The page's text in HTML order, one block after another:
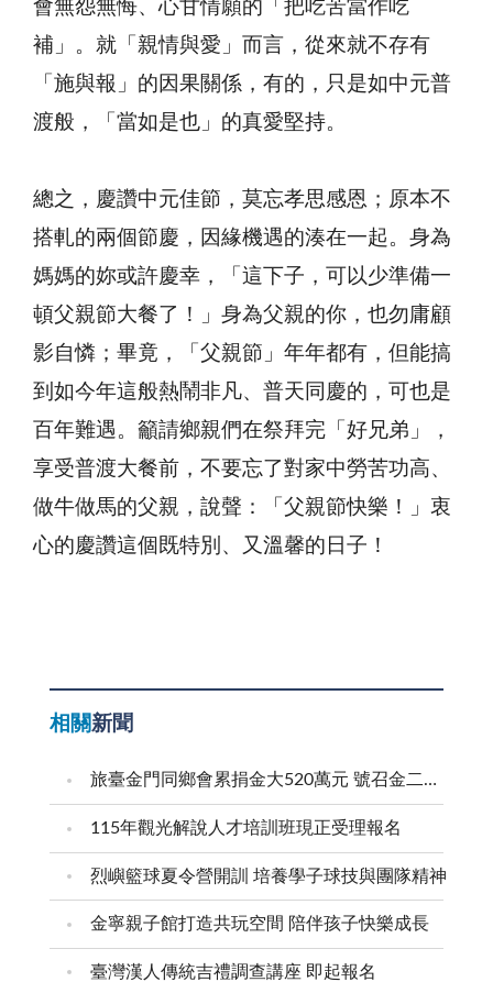
會無怨無悔、心甘情願的「把吃苦當作吃
補」。就「親情與愛」而言，從來就不存有
「施與報」的因果關係，有的，只是如中元普
渡般，「當如是也」的真愛堅持。
總之，慶讚中元佳節，莫忘孝思感恩；原本不
搭軋的兩個節慶，因緣機遇的湊在一起。身為
媽媽的妳或許慶幸，「這下子，可以少準備一
頓父親節大餐了！」身為父親的你，也勿庸顧
影自憐；畢竟，「父親節」年年都有，但能搞
到如今年這般熱鬧非凡、普天同慶的，可也是
百年難遇。籲請鄉親們在祭拜完「好兄弟」，
享受普渡大餐前，不要忘了對家中勞苦功高、
做牛做馬的父親，說聲：「父親節快樂！」衷
心的慶讚這個既特別、又溫馨的日子！
相關新聞
旅臺金門同鄉會累捐金大520萬元 號召金二代金三代返鄉求學
115年觀光解說人才培訓班現正受理報名
烈嶼籃球夏令營開訓 培養學子球技與團隊精神
金寧親子館打造共玩空間 陪伴孩子快樂成長
臺灣漢人傳統吉禮調查講座 即起報名